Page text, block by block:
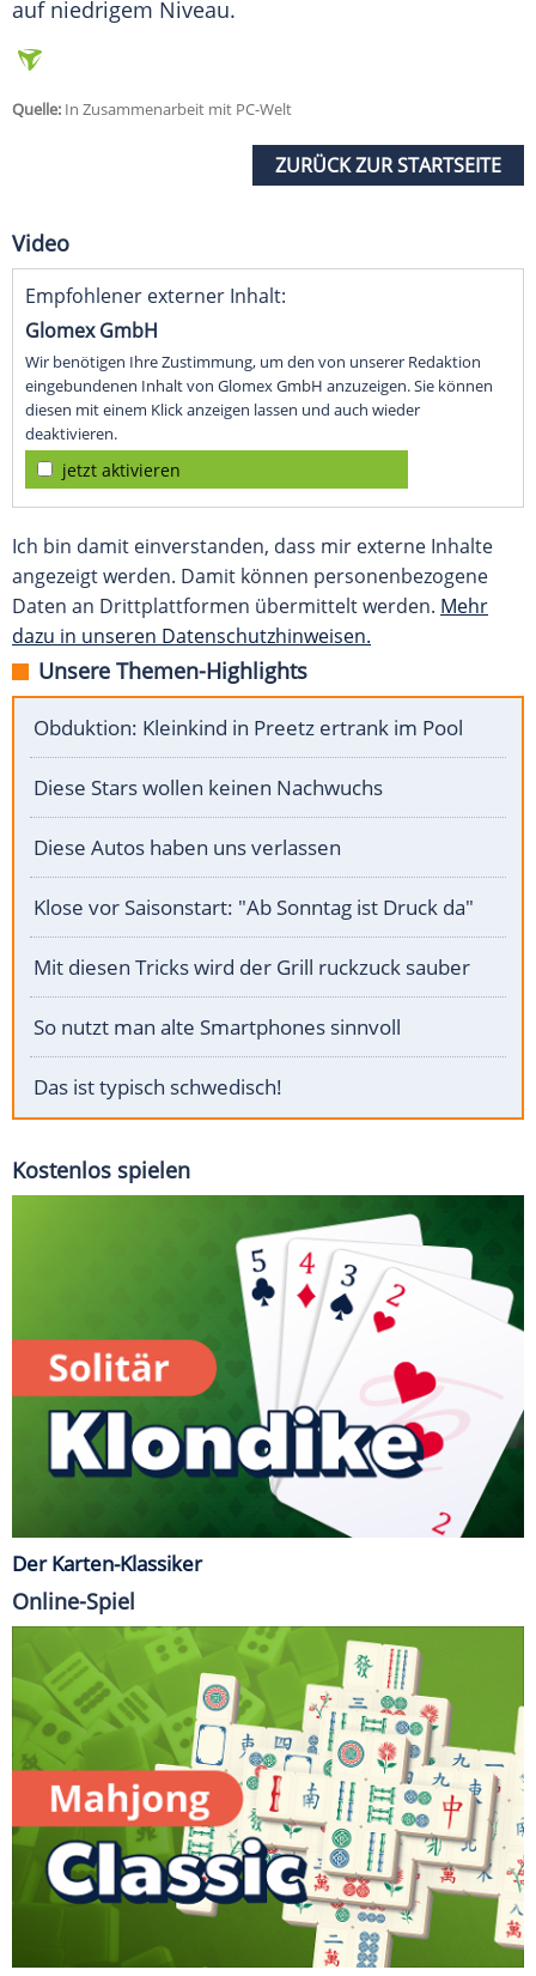
auf niedrigem Niveau.
Quelle: In Zusammenarbeit mit PC-Welt
ZURÜCK ZUR STARTSEITE
Video
Empfohlener externer Inhalt:
Glomex GmbH
Wir benötigen Ihre Zustimmung, um den von unserer Redaktion
eingebundenen Inhalt von Glomex GmbH anzuzeigen. Sie können
diesen mit einem Klick anzeigen lassen und auch wieder
deaktivieren.
jetzt aktivieren
Ich bin damit einverstanden, dass mir externe Inhalte
angezeigt werden. Damit können personenbezogene
Daten an Drittplattformen übermittelt werden. Mehr
dazu in unseren Datenschutzhinweisen.
Unsere Themen-Highlights
Obduktion: Kleinkind in Preetz ertrank im Pool
Diese Stars wollen keinen Nachwuchs
Diese Autos haben uns verlassen
Klose vor Saisonstart: "Ab Sonntag ist Druck da"
Mit diesen Tricks wird der Grill ruckzuck sauber
So nutzt man alte Smartphones sinnvoll
Das ist typisch schwedisch!
Kostenlos spielen
Der Karten-Klassiker
Online-Spiel